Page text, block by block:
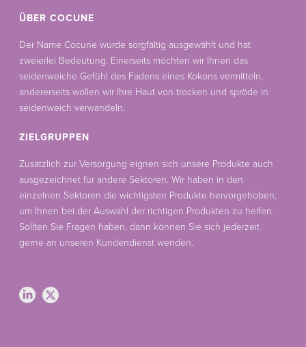
ÜBER COCUNE
Der Name Cocune wurde sorgfältig ausgewählt und hat
zweierlei Bedeutung. Einerseits möchten wir Ihnen das
seidenweiche Gefühl des Fadens eines Kokons vermitteln,
andererseits wollen wir Ihre Haut von trocken und spröde in
seidenweich verwandeln.
ZIELGRUPPEN
Zusätzlich zur Versorgung eignen sich unsere Produkte auch
ausgezeichnet für andere Sektoren. Wir haben in den
einzelnen Sektoren die wichtigsten Produkte hervorgehoben,
um Ihnen bei der Auswahl der richtigen Produkten zu helfen.
Sollten Sie Fragen haben, dann können Sie sich jederzeit
gerne an unseren Kundendienst wenden.